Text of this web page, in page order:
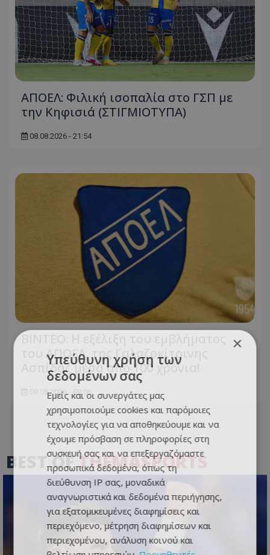
ΑΠΟΕΛ: Φιλική ισοπαλία στο ΓΣΠ με
την Κηφισιά (ΣΤΙΓΜΙΟΤΥΠΑ)
08.08.2026 - 21:54
ΒΙΝΤΕΟ: Η εξέλιξη του εμβλήματος
του ΑΠΟΕΛ, της Γαλαζοκίτρινης
Ασπίδας μέσα από 100 χρόνια!
08.08.2026 - 09:06
BEST OFTHEMASPORTS
×
Υπεύθυνη χρήση των
δεδομένων σας
Εμείς και οι συνεργάτες μας
χρησιμοποιούμε cookies και παρόμοιες
τεχνολογίες για να αποθηκεύουμε και να
έχουμε πρόσβαση σε πληροφορίες στη
συσκευή σας και να επεξεργαζόμαστε
προσωπικά δεδομένα, όπως τη
διεύθυνση IP σας, μοναδικά
αναγνωριστικά και δεδομένα περιήγησης,
για εξατομικευμένες διαφημίσεις και
περιεχόμενο, μέτρηση διαφημίσεων και
περιεχομένου, ανάλυση κοινού και